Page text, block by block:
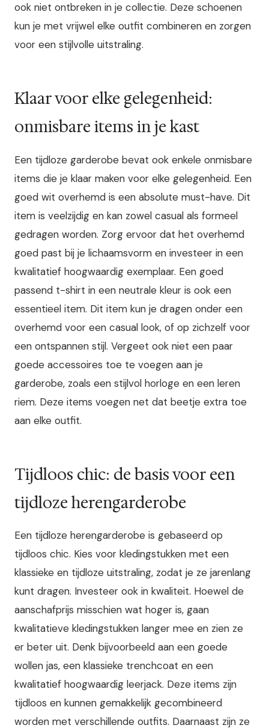
ook niet ontbreken in je collectie. Deze schoenen
kun je met vrijwel elke outfit combineren en zorgen
voor een stijlvolle uitstraling.
Klaar voor elke gelegenheid:
onmisbare items in je kast
Een tijdloze garderobe bevat ook enkele onmisbare
items die je klaar maken voor elke gelegenheid. Een
goed wit overhemd is een absolute must-have. Dit
item is veelzijdig en kan zowel casual als formeel
gedragen worden. Zorg ervoor dat het overhemd
goed past bij je lichaamsvorm en investeer in een
kwalitatief hoogwaardig exemplaar. Een goed
passend t-shirt in een neutrale kleur is ook een
essentieel item. Dit item kun je dragen onder een
overhemd voor een casual look, of op zichzelf voor
een ontspannen stijl. Vergeet ook niet een paar
goede accessoires toe te voegen aan je
garderobe, zoals een stijlvol horloge en een leren
riem. Deze items voegen net dat beetje extra toe
aan elke outfit.
Tijdloos chic: de basis voor een
tijdloze herengarderobe
Een tijdloze herengarderobe is gebaseerd op
tijdloos chic. Kies voor kledingstukken met een
klassieke en tijdloze uitstraling, zodat je ze jarenlang
kunt dragen. Investeer ook in kwaliteit. Hoewel de
aanschafprijs misschien wat hoger is, gaan
kwalitatieve kledingstukken langer mee en zien ze
er beter uit. Denk bijvoorbeeld aan een goede
wollen jas, een klassieke trenchcoat en een
kwalitatief hoogwaardig leerjack. Deze items zijn
tijdloos en kunnen gemakkelijk gecombineerd
worden met verschillende outfits. Daarnaast zijn ze